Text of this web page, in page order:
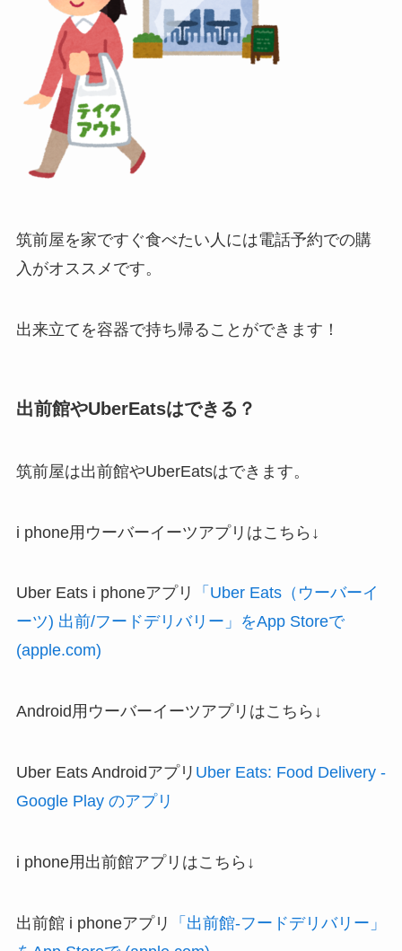
筑前屋を家ですぐ食べたい人には電話予約での購
入がオススメです。
出来立てを容器で持ち帰ることができます！
出前館やUberEatsはできる？
筑前屋は出前館やUberEatsはできます。
i phone用ウーバーイーツアプリはこちら↓
Uber Eats i phoneアプリ
「Uber Eats（ウーバーイ
ーツ) 出前/フードデリバリー」をApp Storeで
(apple.com)
Android用ウーバーイーツアプリはこちら↓
Uber Eats Androidアプリ Uber Eats: Food Delivery -
Google Play のアプリ
i phone用出前館アプリはこちら↓
出前館 i phoneアプリ
「出前館-フードデリバリー」